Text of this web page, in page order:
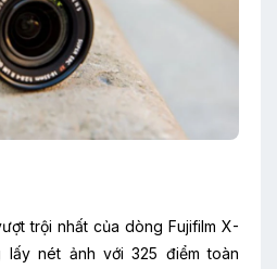
trội nhất của dòng Fujifilm X-
lấy nét ảnh với 325 điểm toàn